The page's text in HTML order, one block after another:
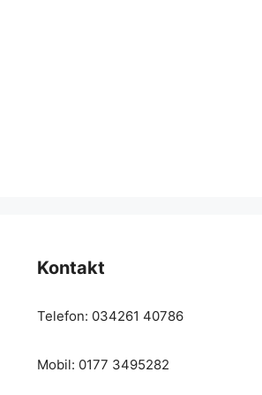
Kontakt
Telefon: 034261 40786
Mobil: 0177 3495282